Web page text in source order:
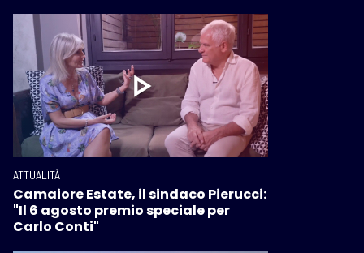
ATTUALITÀ
Camaiore Estate, il sindaco Pierucci:
"Il 6 agosto premio speciale per
Carlo Conti"